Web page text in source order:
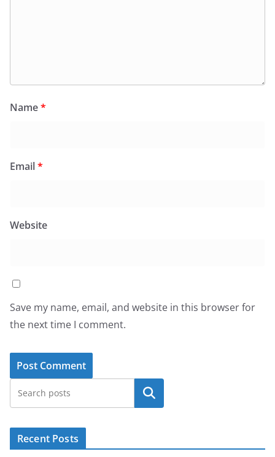
Name*
Email*
Website
Save my name, email, and website in this browser for
the next time I comment.
Search
Recent Posts